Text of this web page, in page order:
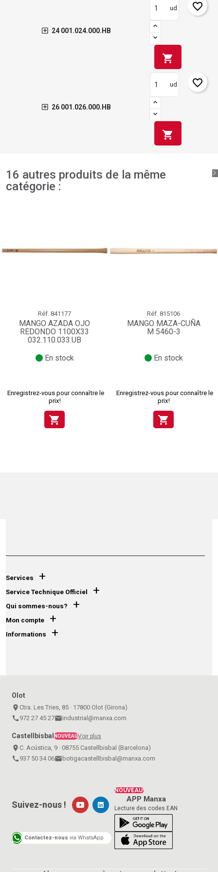
24 001.024.000.HB
ud
shopping_cart
favorite_border
26 001.026.000.HB
ud
shopping_cart
favorite_border
16 autres produits de la même
catégorie :
Réf. 841177
MANGO AZADA OJO
REDONDO 1100X33
032.110.033.UB
En stock
Enregistrez-vous pour connaître le
prix!
shopping_cart
Réf. 815106
MANGO MAZA-CUÑA
M 5460-3
En stock
Enregistrez-vous pour connaître le
prix!
shopping_cart
Services +
Service Technique Officiel +
Qui sommes-nous? +
Mon compte +
Informations +
Olot
place Ctra. Les Tries, 85 · 17800 Olot (Girona)
call 972 27 45 27emailindustrial@manxa.com
Castellbisbal NOUVEAUVoir plus
place C. Acústica, 9 · 08755 Castellbisbal (Barcelona)
call 937 50 34 06email botigacastellbisbal@manxa.com
NOUVEAU!
APP Manxa
Lecture des codes EAN
Suivez-nous !
Contactez-nous via WhatsApp